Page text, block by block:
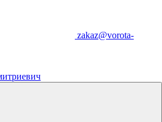
zakaz@vorota-